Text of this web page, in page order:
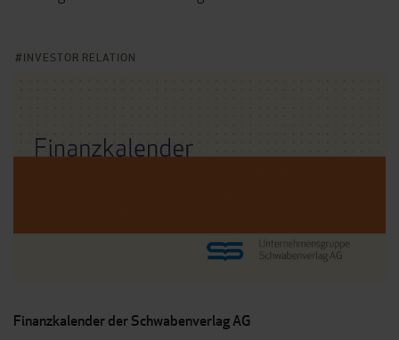
INVESTOR RELATION
Finanzkalender der Schwabenverlag AG